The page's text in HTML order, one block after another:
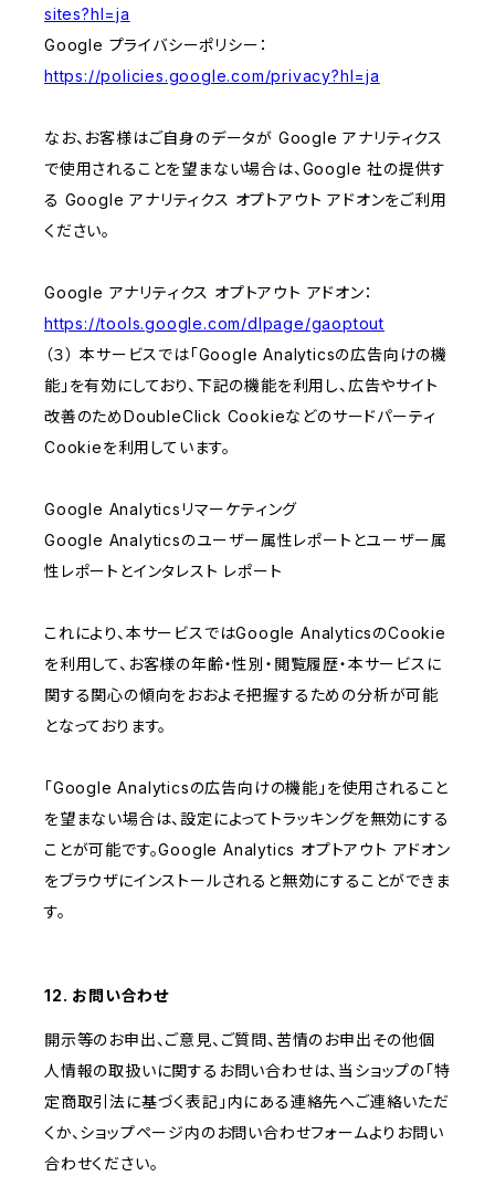
sites?hl=ja
Google プライバシーポリシー：
https://policies.google.com/privacy?hl=ja
なお、お客様はご自身のデータが Google アナリティクス
で使用されることを望まない場合は、Google 社の提供す
る Google アナリティクス オプトアウト アドオンをご利用
ください。
Google アナリティクス オプトアウト アドオン：
https://tools.google.com/dlpage/gaoptout
（３） 本サービスでは「Google Analyticsの広告向けの機
能」を有効にしており、下記の機能を利用し、広告やサイト
改善のためDoubleClick Cookieなどのサードパーティ
Cookieを利用しています。
Google Analyticsリマーケティング
Google Analyticsのユーザー属性レポートとユーザー属
性レポートとインタレスト レポート
これにより、本サービスではGoogle AnalyticsのCookie
を利用して、お客様の年齢・性別・閲覧履歴・本サービスに
関する関心の傾向をおおよそ把握するための分析が可能
となっております。
「Google Analyticsの広告向けの機能」を使用されること
を望まない場合は、設定によってトラッキングを無効にする
ことが可能です。Google Analytics オプトアウト アドオン
をブラウザにインストールされると無効にすることができま
す。
12. お問い合わせ
開示等のお申出、ご意見、ご質問、苦情のお申出その他個
人情報の取扱いに関するお問い合わせは、当ショップの「特
定商取引法に基づく表記」内にある連絡先へご連絡いただ
くか、ショップページ内のお問い合わせフォームよりお問い
合わせください。